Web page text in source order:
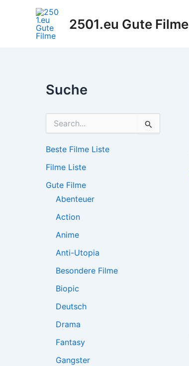
2501.eu Gute Filme
Suche
h
n
a
Beste Filme Liste
Filme Liste
Gute Filme
Abenteuer
Action
Anime
Anti-Utopia
Besondere Filme
Biopic
Deutsch
Drama
Fantasy
Gangster